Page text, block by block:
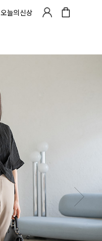
오늘의신상